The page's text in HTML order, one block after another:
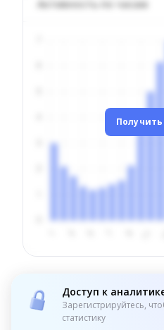
Активность по часам
Доступ к
Зарегистрируйтесь,
статистику